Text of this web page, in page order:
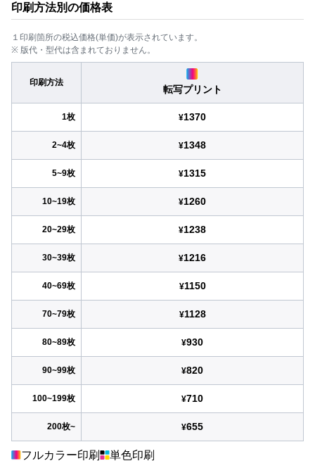
印刷方法別の価格表
１印刷箇所の税込価格(単価)が表示されています。
※ 版代・型代は含まれておりません。
印刷方法
転写プリント
1枚 ¥1370
2~4枚 ¥1348
5~9枚 ¥1315
10~19枚 ¥1260
20~29枚 ¥1238
30~39枚 ¥1216
40~69枚 ¥1150
70~79枚 ¥1128
80~89枚 ¥930
90~99枚 ¥820
100~199枚 ¥710
200枚~ ¥655
フルカラー印刷 単色印刷